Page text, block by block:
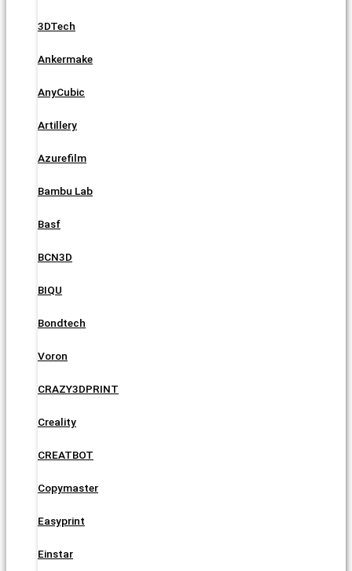
3DTech
Ankermake
AnyCubic
Artillery
Azurefilm
Bambu Lab
Basf
BCN3D
BIQU
Bondtech
Voron
CRAZY3DPRINT
Creality
CREATBOT
Copymaster
Easyprint
Einstar